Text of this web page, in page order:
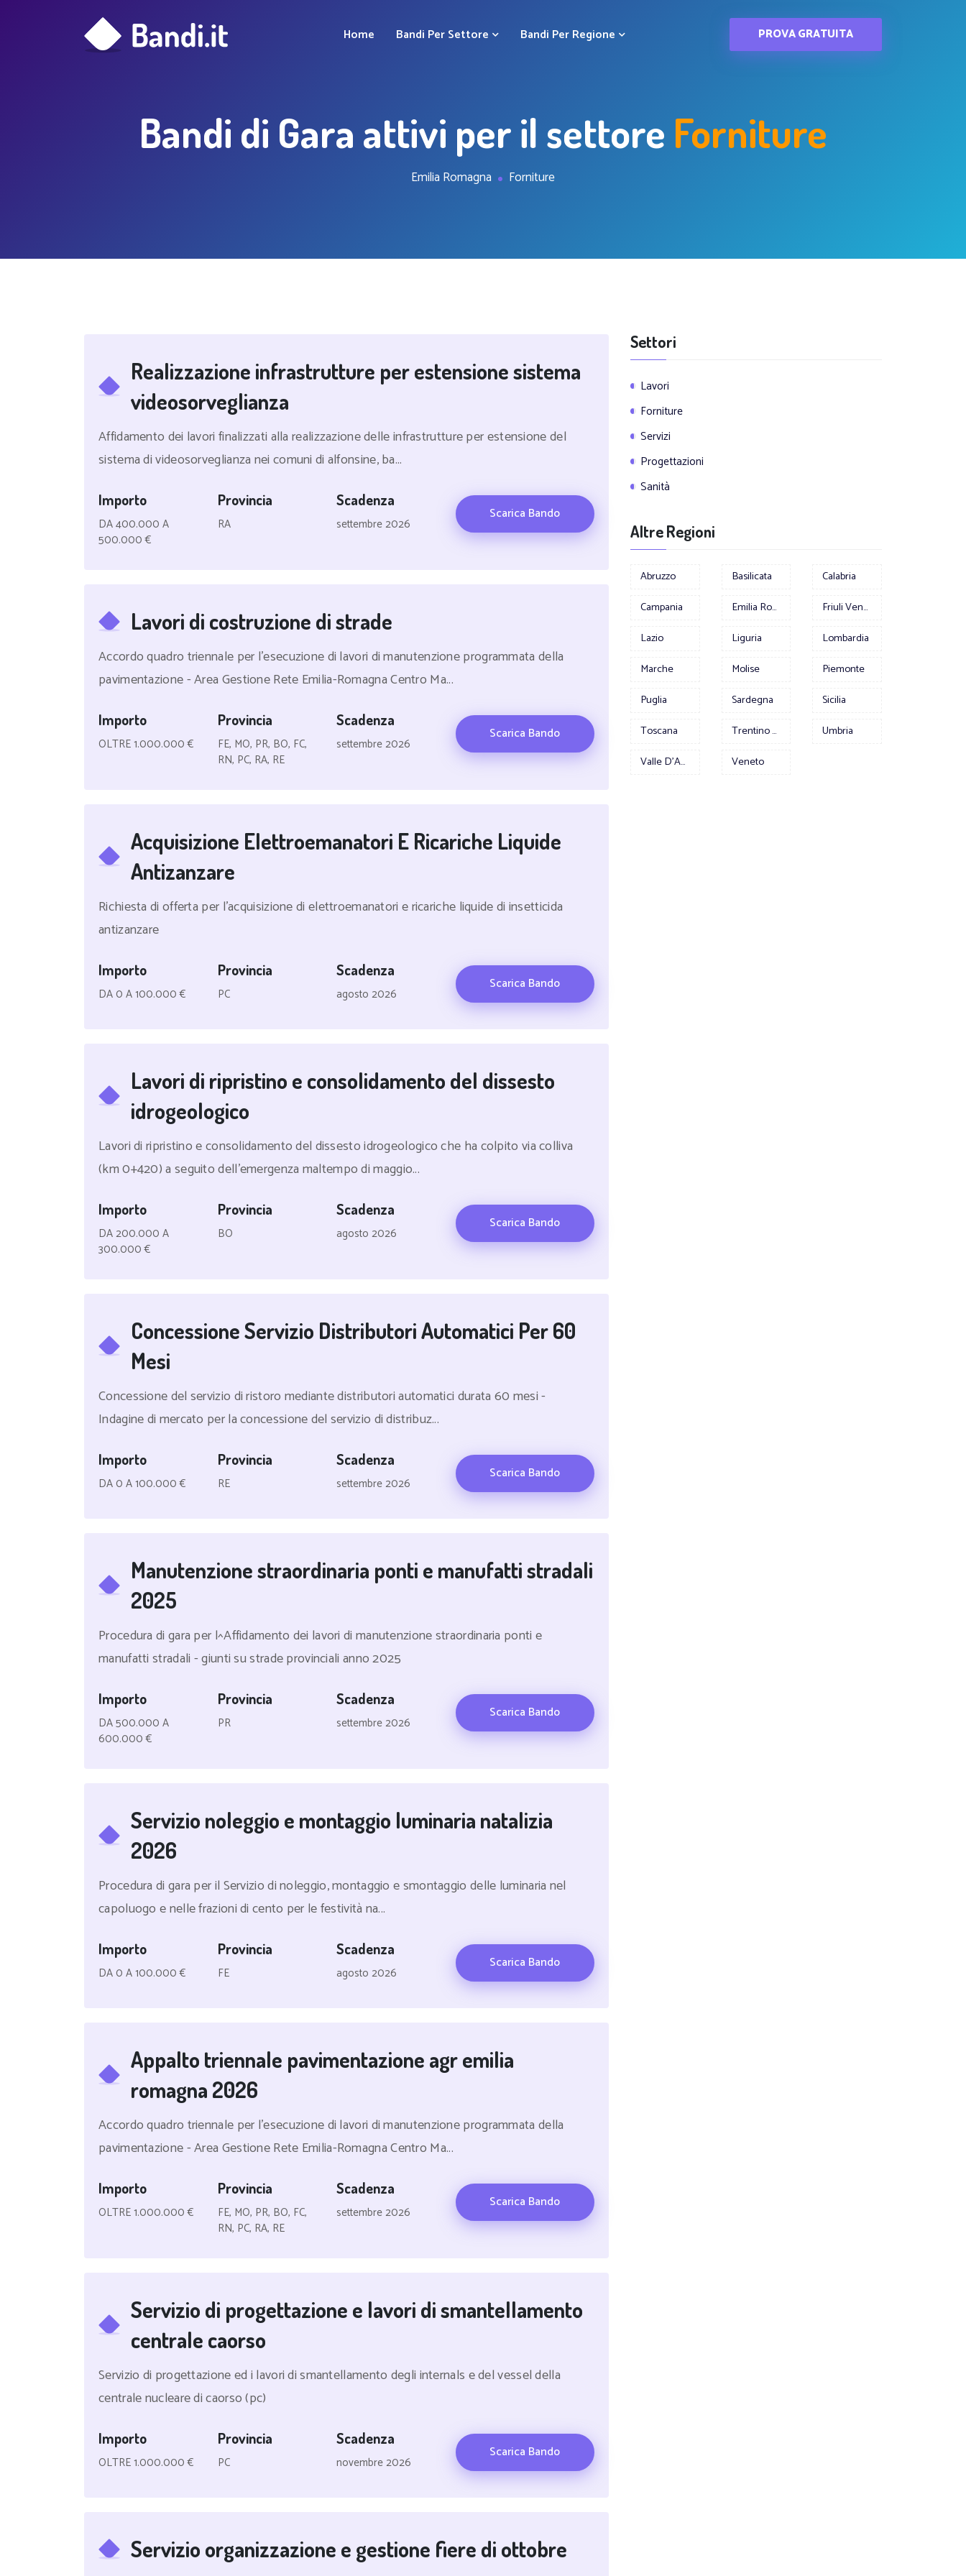
Home Bandi Per Settore Bandi Per Regione PROVA GRATUITA
Bandi di Gara attivi per il settore Forniture
Emilia Romagna Forniture
Realizzazione infrastrutture per estensione sistema
videosorveglianza
Affidamento dei lavori finalizzati alla realizzazione delle infrastrutture per estensione del
sistema di videosorveglianza nei comuni di alfonsine, ba...
Importo
DA 400.000 A
500.000 €
Provincia
RA
Scadenza
settembre 2026
Scarica Bando
Lavori di costruzione di strade
Accordo quadro triennale per l'esecuzione di lavori di manutenzione programmata della
pavimentazione - Area Gestione Rete Emilia-Romagna Centro Ma...
Importo
OLTRE 1.000.000 €
Provincia
FE, MO, PR, BO, FC,
RN, PC, RA, RE
Scadenza
settembre 2026
Scarica Bando
Acquisizione Elettroemanatori E Ricariche Liquide
Antizanzare
Richiesta di offerta per l'acquisizione di elettroemanatori e ricariche liquide di insetticida
antizanzare
Importo
DA 0 A 100.000 €
Provincia
PC
Scadenza
agosto 2026
Scarica Bando
Lavori di ripristino e consolidamento del dissesto
idrogeologico
Lavori di ripristino e consolidamento del dissesto idrogeologico che ha colpito via colliva
(km 0+420) a seguito dell'emergenza maltempo di maggio...
Importo
DA 200.000 A
300.000 €
Provincia
BO
Scadenza
agosto 2026
Scarica Bando
Concessione Servizio Distributori Automatici Per 60
Mesi
Concessione del servizio di ristoro mediante distributori automatici durata 60 mesi -
Indagine di mercato per la concessione del servizio di distribuz...
Importo
DA 0 A 100.000 €
Provincia
RE
Scadenza
settembre 2026
Scarica Bando
Manutenzione straordinaria ponti e manufatti stradali
2025
Procedura di gara per l^Affidamento dei lavori di manutenzione straordinaria ponti e
manufatti stradali - giunti su strade provinciali anno 2025
Importo
DA 500.000 A
600.000 €
Provincia
PR
Scadenza
settembre 2026
Scarica Bando
Servizio noleggio e montaggio luminaria natalizia
2026
Procedura di gara per il Servizio di noleggio, montaggio e smontaggio delle luminaria nel
capoluogo e nelle frazioni di cento per le festività na...
Importo
DA 0 A 100.000 €
Provincia
FE
Scadenza
agosto 2026
Scarica Bando
Appalto triennale pavimentazione agr emilia
romagna 2026
Accordo quadro triennale per l'esecuzione di lavori di manutenzione programmata della
pavimentazione - Area Gestione Rete Emilia-Romagna Centro Ma...
Importo
OLTRE 1.000.000 €
Provincia
FE, MO, PR, BO, FC,
RN, PC, RA, RE
Scadenza
settembre 2026
Scarica Bando
Servizio di progettazione e lavori di smantellamento
centrale caorso
Servizio di progettazione ed i lavori di smantellamento degli internals e del vessel della
centrale nucleare di caorso (pc)
Importo
OLTRE 1.000.000 €
Provincia
PC
Scadenza
novembre 2026
Scarica Bando
Servizio organizzazione e gestione fiere di ottobre
Settori
Lavori
Forniture
Servizi
Progettazioni
Sanità
Altre Regioni
Abruzzo Basilicata
Calabria
Campania
Emilia Romagna
Friuli Venezia Giulia
Lazio
Liguria
Lombardia
Marche
Molise
Piemonte
Puglia
Sardegna
Sicilia
Toscana
Trentino Alto Adige
Umbria
Valle D'Aosta
Veneto